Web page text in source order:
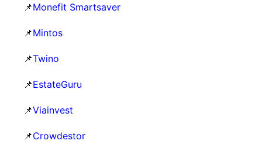
📌Monefit Smartsaver
📌Mintos
📌Twino
📌EstateGuru
📌Viainvest
📌Crowdestor